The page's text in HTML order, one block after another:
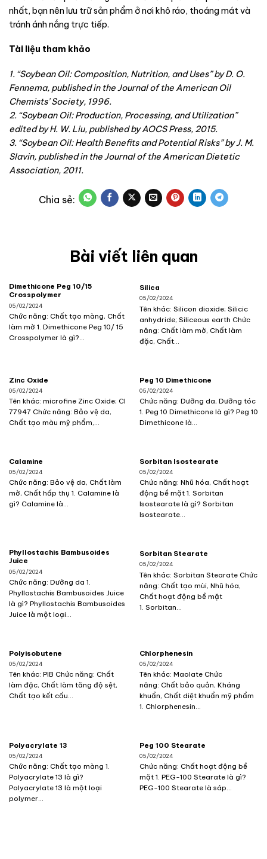
nhất, bạn nên lưu trữ sản phẩm ở nơi khô ráo, thoáng mát và
tránh ánh nắng trực tiếp.
Tài liệu tham khảo
1. “Soybean Oil: Composition, Nutrition, and Uses” by D. O.
Fennema, published in the Journal of the American Oil
Chemists’ Society, 1996.
2. “Soybean Oil: Production, Processing, and Utilization”
edited by H. W. Liu, published by AOCS Press, 2015.
3. “Soybean Oil: Health Benefits and Potential Risks” by J. M.
Slavin, published in the Journal of the American Dietetic
Association, 2011.
Bài viết liên quan
Dimethicone Peg 10/15
Crosspolymer
05/02/2024
Chức năng: Chất tạo màng, Chất
làm mờ 1. Dimethicone Peg 10/ 15
Crosspolymer là gì?...
Silica
05/02/2024
Tên khác: Silicon dioxide; Silicic
anhydride; Siliceous earth Chức
năng: Chất làm mờ, Chất làm
đặc, Chất...
Zinc Oxide
05/02/2024
Tên khác: microfine Zinc Oxide; CI
77947 Chức năng: Bảo vệ da,
Chất tạo màu mỹ phẩm,...
Peg 10 Dimethicone
05/02/2024
Chức năng: Dưỡng da, Dưỡng tóc
1. Peg 10 Dimethicone là gì? Peg 10
Dimethicone là...
Calamine
05/02/2024
Chức năng: Bảo vệ da, Chất làm
mờ, Chất hấp thụ 1. Calamine là
gì? Calamine là...
Sorbitan Isostearate
05/02/2024
Chức năng: Nhũ hóa, Chất hoạt
động bề mặt 1. Sorbitan
Isostearate là gì? Sorbitan
Isostearate...
Phyllostachis Bambusoides
Juice
05/02/2024
Chức năng: Dưỡng da 1.
Phyllostachis Bambusoides Juice
là gì? Phyllostachis Bambusoides
Juice là một loại...
Sorbitan Stearate
05/02/2024
Tên khác: Sorbitan Stearate Chức
năng: Chất tạo mùi, Nhũ hóa,
Chất hoạt động bề mặt
1. Sorbitan...
Polyisobutene
05/02/2024
Tên khác: PIB Chức năng: Chất
làm đặc, Chất làm tăng độ sệt,
Chất tạo kết cấu...
Chlorphenesin
05/02/2024
Tên khác: Maolate Chức
năng: Chất bảo quản, Kháng
khuẩn, Chất diệt khuẩn mỹ phẩm
1. Chlorphenesin...
Polyacrylate 13
05/02/2024
Chức năng: Chất tạo màng 1.
Polyacrylate 13 là gì?
Polyacrylate 13 là một loại
polymer...
Peg 100 Stearate
05/02/2024
Chức năng: Chất hoạt động bề
mặt 1. PEG-100 Stearate là gì?
PEG-100 Stearate là sáp...